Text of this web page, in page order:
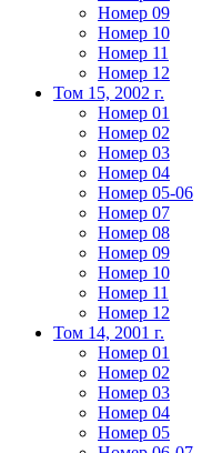
Номер 09
Номер 10
Номер 11
Номер 12
Том 15, 2002 г.
Номер 01
Номер 02
Номер 03
Номер 04
Номер 05-06
Номер 07
Номер 08
Номер 09
Номер 10
Номер 11
Номер 12
Том 14, 2001 г.
Номер 01
Номер 02
Номер 03
Номер 04
Номер 05